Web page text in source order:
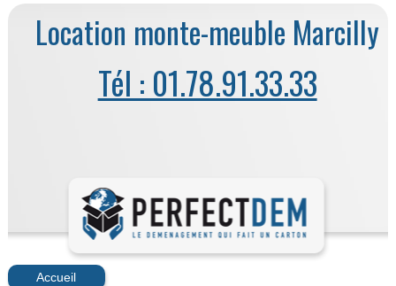
Location monte-meuble Marcilly
Tél : 01.78.91.33.33
Accueil